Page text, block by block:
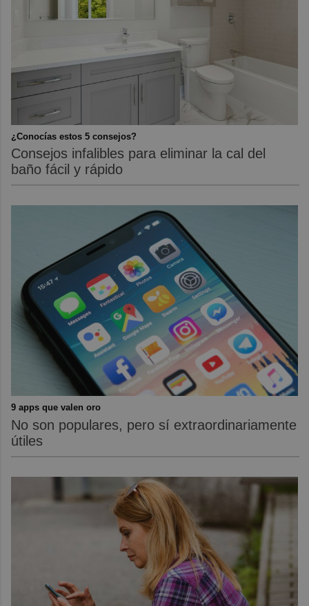
¿Conocías estos 5 consejos?
Consejos infalibles para eliminar la cal del
baño fácil y rápido
9 apps que valen oro
No son populares, pero sí extraordinariamente
útiles